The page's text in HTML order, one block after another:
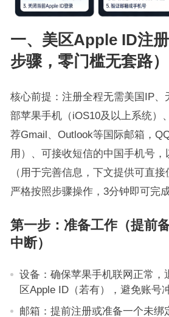
一、美区Apple ID注
步骤，零门槛无套路）
核心前提：注册全程无需美国IP、
部苹果手机（iOS10及以上系统）
荐Gmail、Outlook等国际邮箱，
用）、可接收短信的中国手机号
（用于完善信息，下文提供可直接
严格按照步骤操作，3分钟即可完
第一步：准备工作（提前
中断）
设备：确保苹果手机联网正常，
区Apple ID（若有），避免账号
邮箱：提前注册或准备一个未绑